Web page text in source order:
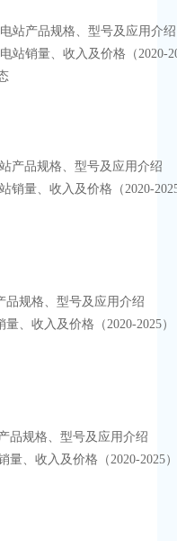
车充电站产品规格、型号及应用介绍
车充电站销量、收入及价格（2020-
电站产品规格、型号及应用介绍
充电站销量、收入及价格（2020-
站产品规格、型号及应用介绍
站销量、收入及价格（2020-2025）
站产品规格、型号及应用介绍
站销量、收入及价格（2020-2025